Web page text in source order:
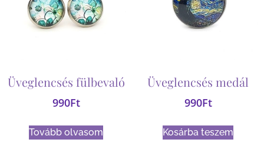
Üveglencsés fülbevaló
990Ft
Tovább olvasom
Üveglencsés medál
990Ft
Kosárba teszem